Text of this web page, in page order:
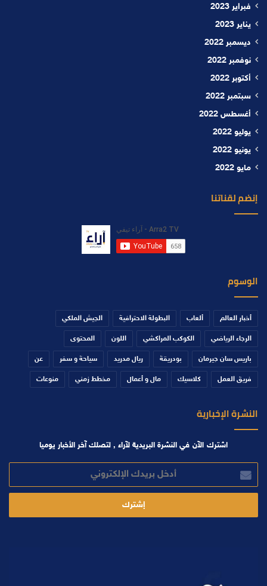
فبراير 2023
يناير 2023
ديسمبر 2022
نوفمبر 2022
أكتوبر 2022
سبتمبر 2022
أغسطس 2022
يوليو 2022
يونيو 2022
مايو 2022
إنضم لقناتنا
الوسوم
أخبار العالم ألعاب البطولة الاحترافية الجيش الملكي
الرجاء الرياضي الكوكب المراكشي اللون المحتوى
باريس سان جيرمان بودريقة ريال مدريد سياحة و سفر عن
فريق العمل كلاسيك مال و أعمال مخطط زمني منوعات
النشرة الإخبارية
اشترك الآن في النشرة البريدية لآراء , لتصلك آخر الأخبار يوميا
بريدك
الإلكتروني